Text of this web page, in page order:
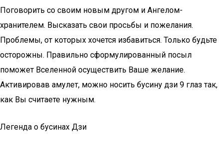
Поговорить со своим новым другом и Ангелом-
хранителем. Высказать свои просьбы и пожелания.
Проблемы, от которых хочется избавиться. Только будьте
осторожны. Правильно сформулированный посыл
поможет Вселенной осуществить Ваше желание.
Активировав амулет, можно носить бусину дзи 9 глаз так,
как Вы считаете нужным.
Легенда о бусинах Дзи